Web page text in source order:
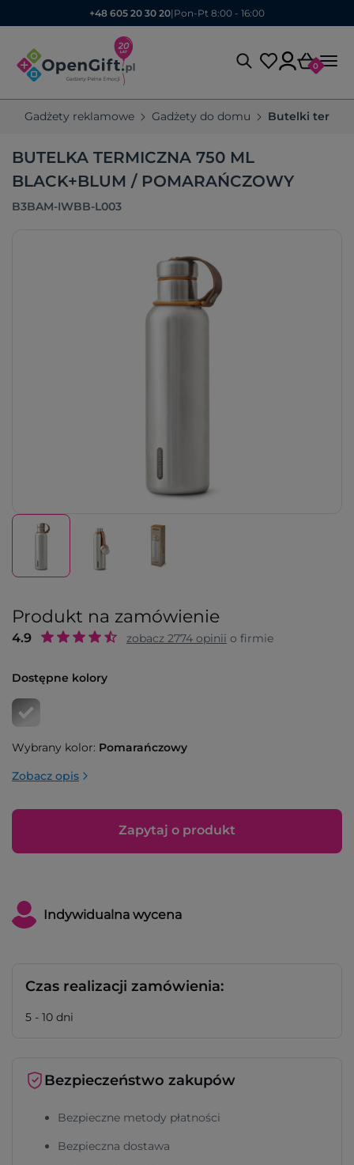
+48 605 20 30 20| Pon-Pt 8:00 - 16:00
0
Gadżety reklamowe Gadżety do domu Butelki
BUTELKA TERMICZNA 750 ML
BLACK+BLUM / POMARAŃCZOWY
B3BAM-IWBB-L003
Produkt na zamówienie
4.9 zobacz 2774 opinii o firmie
Dostępne kolory
Wybrany kolor: Pomarańczowy
Zobacz opis
Zapytaj o produkt
Indywidualna wycena
Czas realizacji zamówienia:
5 - 10 dni
Bezpieczeństwo zakupów
Bezpieczne metody płatności
Bezpieczna dostawa